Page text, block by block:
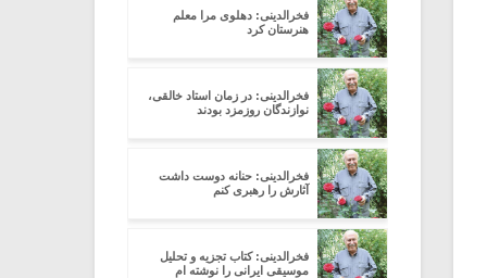
فخرالدینی: دهلوی مرا معلم
هنرستان کرد
فخرالدینی: در زمان استاد خالقی،
نوازندگان روزمزد بودند
فخرالدینی: حنانه دوست داشت
آثارش را رهبری کنم
فخرالدینی: کتاب تجزیه و تحلیل
موسیقی ایرانی را نوشته ام